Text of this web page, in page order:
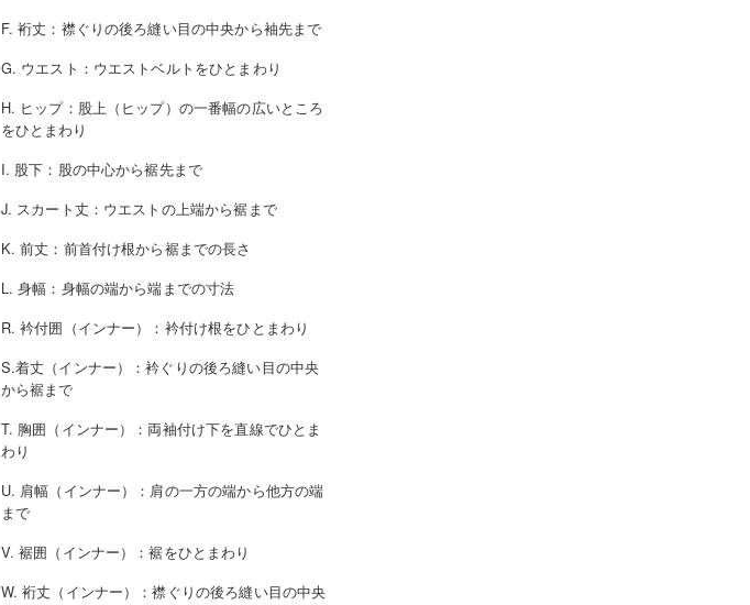
F. 裄丈 ： 襟ぐりの後ろ縫い目の中央から袖先まで
G. ウエスト ： ウエストベルトをひとまわり
H. ヒップ： 股上（ヒップ）の一番幅の広いところ
をひとまわり
I. 股下 ： 股の中心から裾先まで
J. スカート丈 ： ウエストの上端から裾まで
K. 前丈 ： 前首付け根から裾までの長さ
L. 身幅 ： 身幅の端から端までの寸法
R. 衿付囲（インナー）
： 衿付け根をひとまわり
S.着丈（インナー）
：衿ぐりの後ろ縫い目の中央
から裾まで
T. 胸囲（インナー）
： 両袖付け下を直線でひとま
わり
U. 肩幅（インナー）
： 肩の一方の端から他方の端
まで
V. 裾囲（インナー）
：裾をひとまわり
W. 裄丈（インナー）
：襟ぐりの後ろ縫い目の中央